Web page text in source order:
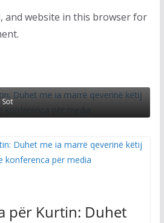
and website in this browser for
August 8, 2026
për Kurtin: Duhet